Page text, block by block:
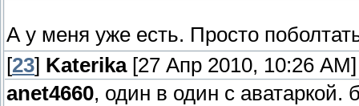
А у меня уже есть. Просто
[23] Katerika[27 Апр 2010, 10:26 AM]
anet4660, один в один с